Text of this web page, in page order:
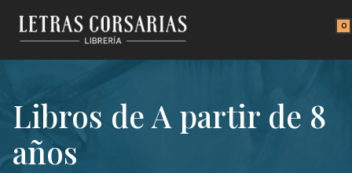
0
Libros de A partir de 8
años